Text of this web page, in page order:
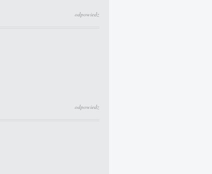
odpowiedz
odpowiedz